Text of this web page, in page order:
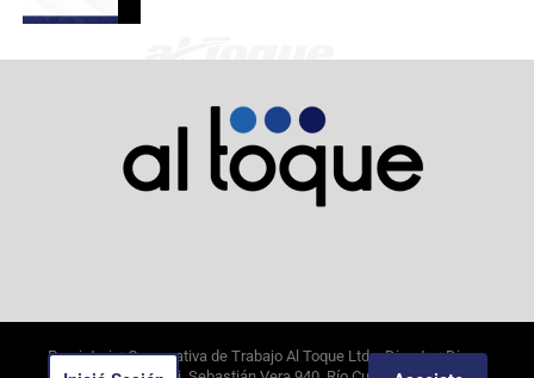
Propietario: Cooperativa de Trabajo Al Toque Ltda. Director: Diego